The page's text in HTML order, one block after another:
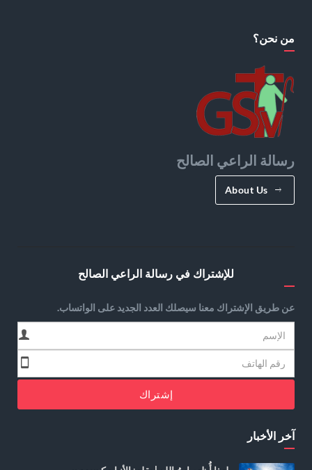
من نحن؟
رسالة الراعي الصالح
About Us
للإشتراك في رسالة الراعي الصالح
عن طريق الإشتراك معنا سيصلك العدد الجديد على الواتساب.
إشتراك
آخر الأخبار